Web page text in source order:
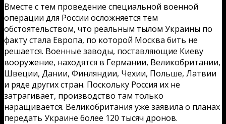
Вместе с тем проведение специальной военной
операции для России осложняется тем
обстоятельством, что реальным тылом Украины по
факту стала Европа, по которой Москва бить не
решается. Военные заводы, поставляющие Киеву
вооружение, находятся в Германии, Великобритании,
Швеции, Дании, Финляндии, Чехии, Польше, Латвии
и ряде других стран. Поскольку Россия их не
затрагивает, производство там только
наращивается. Великобритания уже заявила о планах
передать Украине более 120 тысяч дронов.